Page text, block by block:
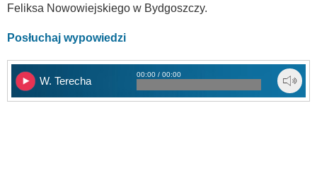
Feliksa Nowowiejskiego w Bydgoszczy.
Posłuchaj wypowiedzi
W. Terecha
00:00 / 00:00